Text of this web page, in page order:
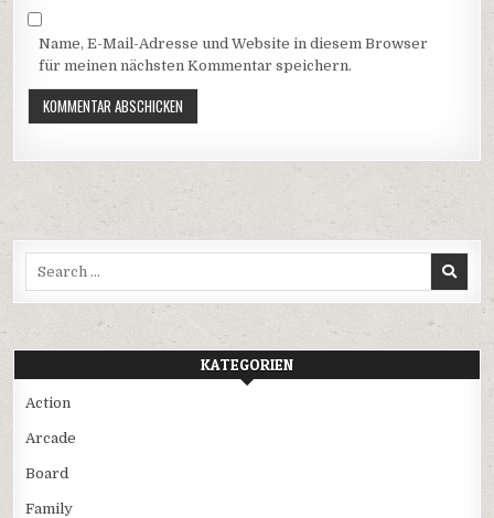
Name, E-Mail-Adresse und Website in diesem Browser
für meinen nächsten Kommentar speichern.
KATEGORIEN
Action
Arcade
Board
Family